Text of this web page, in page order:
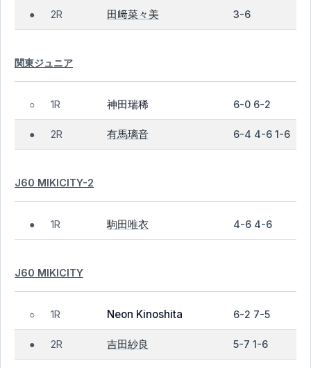
● 2R 田﨑菜々美 3-6
関東ジュニア
○ 1R 神田瑞稀 6-0 6-2
● 2R 有馬璃音 6-4 4-6 1-6
J60 MIKICITY-2
● 1R 駒田唯衣 4-6 4-6
J60 MIKICITY
○ 1R Neon Kinoshita 6-2 7-5
● 2R 吉田紗良 5-7 1-6